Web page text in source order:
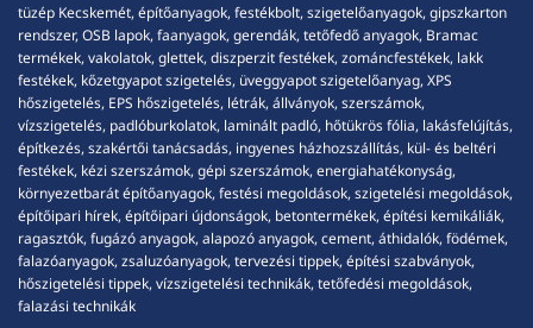
tüzép Kecskemét, építőanyagok, festékbolt, szigetelőanyagok, gipszkarton
rendszer, OSB lapok, faanyagok, gerendák, tetőfedő anyagok, Bramac
termékek, vakolatok, glettek, diszperzit festékek, zománcfestékek, lakk
festékek, kőzetgyapot szigetelés, üveggyapot szigetelőanyag, XPS
hőszigetelés, EPS hőszigetelés, létrák, állványok, szerszámok,
vízszigetelés, padlóburkolatok, laminált padló, hőtükrös fólia, lakásfelújítás,
építkezés, szakértői tanácsadás, ingyenes házhozszállítás, kül- és beltéri
festékek, kézi szerszámok, gépi szerszámok, energiahatékonyság,
környezetbarát építőanyagok, festési megoldások, szigetelési megoldások,
építőipari hírek, építőipari újdonságok, betontermékek, építési kemikáliák,
ragasztók, fugázó anyagok, alapozó anyagok, cement, áthidalók, födémek,
falazóanyagok, zsaluzóanyagok, tervezési tippek, építési szabványok,
hőszigetelési tippek, vízszigetelési technikák, tetőfedési megoldások,
falazási technikák